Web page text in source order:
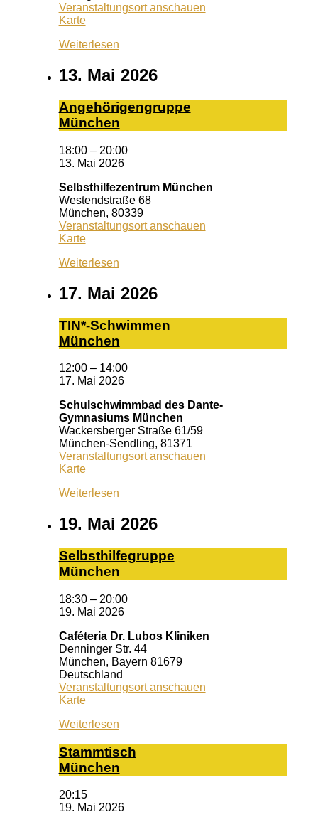
Veranstaltungsort anschauen
KarteQueeres
Erlangen
Weiterlesen
13. Mai 2026
An­ge­hö­ri­gen­grup­pe
Mün­chen
18:00 – 20:00
13. Mai 2026
Selbsthilfezentrum München
Westendstraße 68
München, 80339
Veranstaltungsort anschauen
KarteSelbsthilfezentrum
Weiterlesen
17. Mai 2026
TIN*-Schwimmen
München
12:00 – 14:00
17. Mai 2026
Schulschwimmbad des Dante-
Gymnasiums München
Wackersberger Straße 61/59
München-Sendling, 81371
Veranstaltungsort anschauen
KarteSchulschwimmbad
Dante-
München
Weiterlesen
19. Mai 2026
Selbst­hil­fe­grup­pe
Mün­chen
18:30 – 20:00
19. Mai 2026
Caféteria Dr. Lubos Kliniken
Denninger Str. 44
München, Bayern 81679
Deutschland
Veranstaltungsort anschauen
KarteCaféteria
Lubos
Weiterlesen
Stamm­tisch
Mün­chen
20:15
19. Mai 2026